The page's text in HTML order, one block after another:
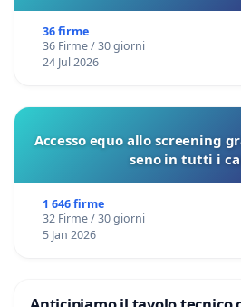
36 firme
36 Firme / 30 giorni
24 Jul 2026
Accesso equo allo screening
seno in tutti i
1 646 firme
32 Firme / 30 giorni
5 Jan 2026